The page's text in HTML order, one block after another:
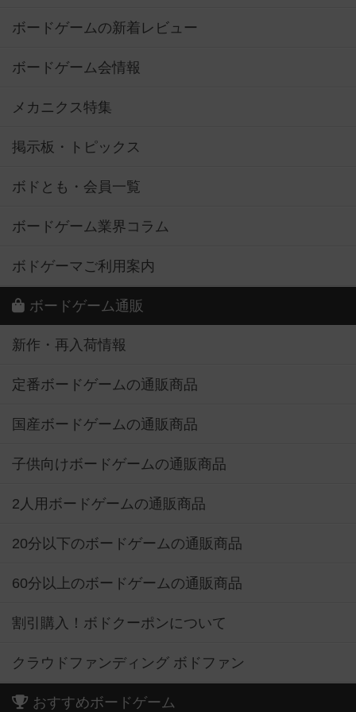
ボードゲームの新着レビュー
ボードゲーム会情報
メカニクス特集
掲示板・トピックス
ボドとも・会員一覧
ボードゲーム業界コラム
ボドゲーマご利用案内
ボードゲーム通販
新作・再入荷情報
定番ボードゲームの通販商品
国産ボードゲームの通販商品
子供向けボードゲームの通販商品
2人用ボードゲームの通販商品
20分以下のボードゲームの通販商品
60分以上のボードゲームの通販商品
割引購入！ボドクーポンについて
クラウドファンディング ボドファン
おすすめボードゲーム